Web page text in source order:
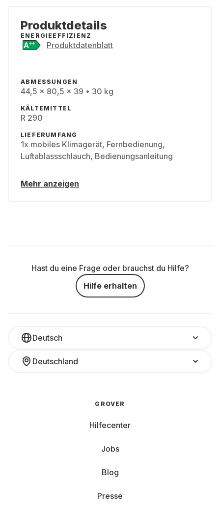
Produktdetails
ENERGIEEFFIZIENZ
Produktdatenblatt
ABMESSUNGEN
44,5 x 80,5 x 39 • 30 kg
KÄLTEMITTEL
R 290
LIEFERUMFANG
1x mobiles Klimagerät, Fernbedienung,
Luftablassschlauch, Bedienungsanleitung
Mehr anzeigen
Hast du eine Frage oder brauchst du Hilfe?
Hilfe erhalten
Deutsch
Deutschland
GROVER
Hilfecenter
Jobs
Blog
Presse